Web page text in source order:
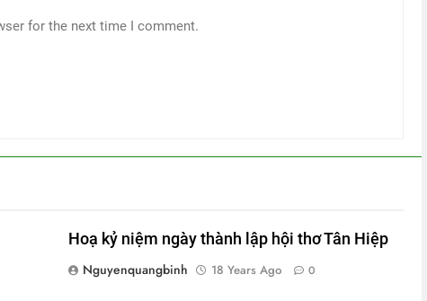
for the next time I comment.
Hoạ kỷ niệm ngày thành lập hội thơ Tân Hiệp
Nguyenquangbinh
18 Years Ago 0